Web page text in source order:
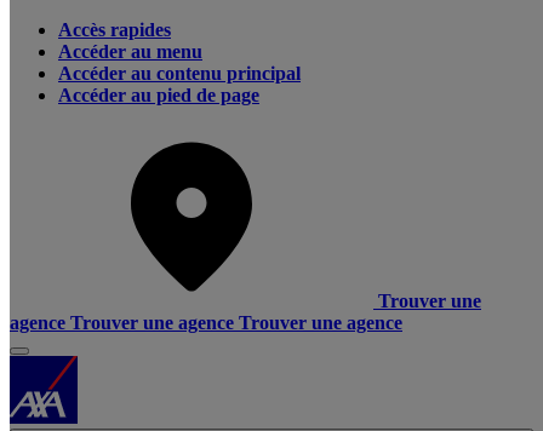
Accès rapides
Accéder au menu
Accéder au contenu principal
Accéder au pied de page
Trouver une
agence Trouver une agence Trouver une agence